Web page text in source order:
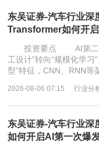
东吴证券-汽车行业深
Transformer如何开
投资要点 AI第二次
工设计”转向“规模化学
型”特征，CNN、RNN等
2026-08-06 07:15 行业分
东吴证券-汽车行业深
如何开启AI第一次爆